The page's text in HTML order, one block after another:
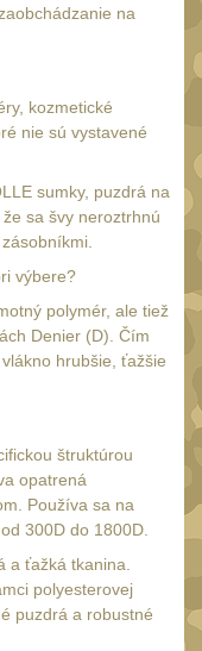
na
kozmetické
nie sú vystavené
sumky, puzdrá na
sa švy neroztrhnú
výbere?
polymér, ale tiež
Denier (D). Čím
hrubšie, ťažšie
štruktúrou
opatrená
Používa sa na
300D do 1800D.
a ťažká tkanina.
polyesterovej
puzdrá a robustné